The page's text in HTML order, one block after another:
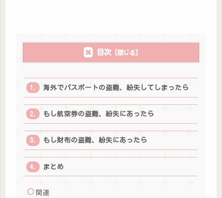
目次
海外でパスポートの盗難、紛失してしまったら
もし航空券の盗難、紛失にあったら
もし財布の盗難、紛失にあったら
まとめ
関連